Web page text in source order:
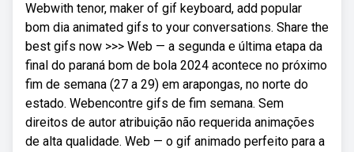
Webwith tenor, maker of gif keyboard, add popular
bom dia animated gifs to your conversations. Share the
best gifs now >>> Web — a segunda e última etapa da
final do paraná bom de bola 2024 acontece no próximo
fim de semana (27 a 29) em arapongas, no norte do
estado. Webencontre gifs de fim semana. Sem
direitos de autor atribuição não requerida animações
de alta qualidade. Web — o gif animado perfeito para a